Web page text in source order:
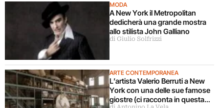
MODA
A New York il Metropolitan
dedicherà una grande mostra
allo stilista John Galliano
di Giulio Solfrizzi
ARTE CONTEMPORANEA
L’artista Valerio Berruti a New
York con una delle sue famose
giostre (ci racconta in questa